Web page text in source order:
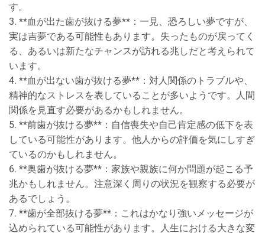
す。
3. **血が出た歯が抜ける夢**：一見、恐ろしい夢ですが、
実は吉夢である可能性もあります。失ったものが戻ってく
る、あるいは新たなチャンスが訪れる兆しだと考えられて
います。
4. **血が出ない歯が抜ける夢**：対人関係のトラブルや、
精神的なストレスを表していることが多いようです。人間
関係を見直す必要があるかもしれません。
5. **前歯が抜ける夢**：自信喪失や自己肯定感の低下を表
している可能性があります。他人からの評価を気にしすぎ
ているのかもしれません。
6. **奥歯が抜ける夢**：家族や親族に何か問題が起こる予
兆かもしれません。注意深く周りの状況を観察する必要が
あるでしょう。
7. **歯が全部抜ける夢**：これはかなり強いメッセージが
込められている可能性があります。人生における大きな変